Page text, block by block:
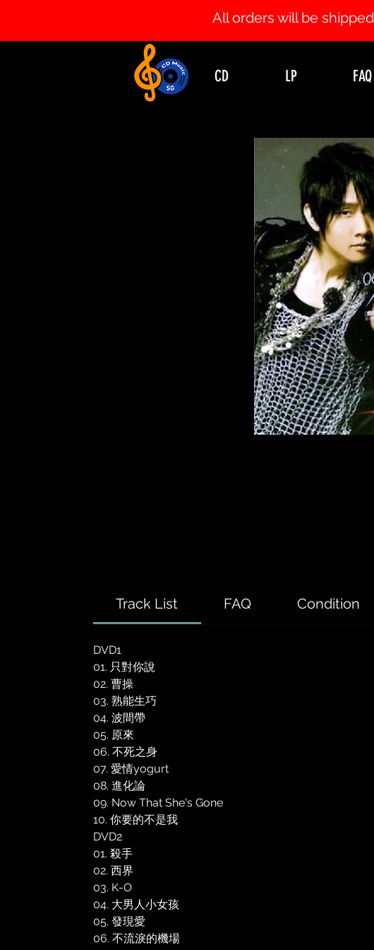
CD LP FAQ
All orders will be
Track List FAQ Condition
DVD1
01. 只對你說
02. 曹操
03. 熟能生巧
04. 波間帶
05. 原來
06. 不死之身
07. 愛情yogurt
08. 進化論
09. Now That She's Gone
10. 你要的不是我
DVD2
01. 殺手
02. 西界
03. K-O
04. 大男人小女孩
05. 發現愛
06. 不流淚的機場